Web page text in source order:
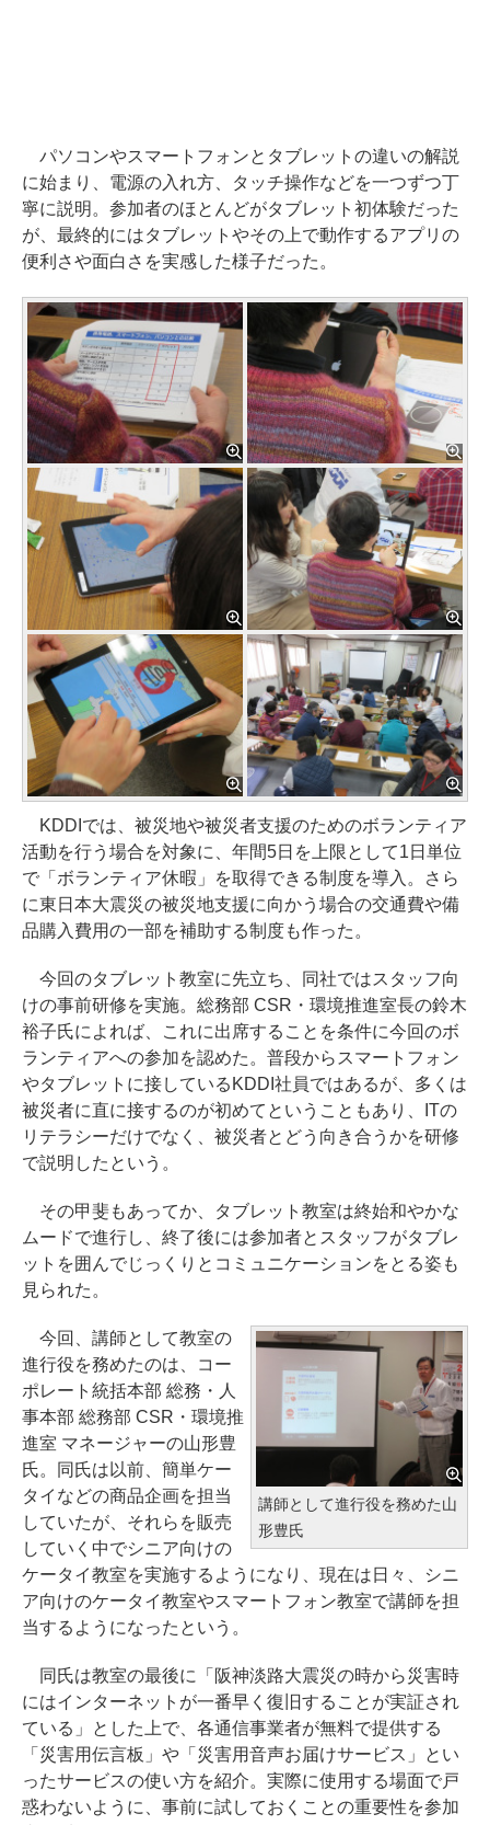
パソコンやスマートフォンとタブレットの違いの解説
に始まり、電源の入れ方、タッチ操作などを一つずつ丁
寧に説明。参加者のほとんどがタブレット初体験だった
が、最終的にはタブレットやその上で動作するアプリの
便利さや面白さを実感した様子だった。
KDDIでは、被災地や被災者支援のためのボランティア
活動を行う場合を対象に、年間5日を上限として1日単位
で「ボランティア休暇」を取得できる制度を導入。さら
に東日本大震災の被災地支援に向かう場合の交通費や備
品購入費用の一部を補助する制度も作った。
今回のタブレット教室に先立ち、同社ではスタッフ向
けの事前研修を実施。総務部 CSR・環境推進室長の鈴木
裕子氏によれば、これに出席することを条件に今回のボ
ランティアへの参加を認めた。普段からスマートフォン
やタブレットに接しているKDDI社員ではあるが、多くは
被災者に直に接するのが初めてということもあり、ITの
リテラシーだけでなく、被災者とどう向き合うかを研修
で説明したという。
その甲斐もあってか、タブレット教室は終始和やかな
ムードで進行し、終了後には参加者とスタッフがタブレ
ットを囲んでじっくりとコミュニケーションをとる姿も
見られた。
講師として進行役を務めた山
形豊氏
今回、講師として教室の
進行役を務めたのは、コー
ポレート統括本部 総務・人
事本部 総務部 CSR・環境推
進室 マネージャーの山形豊
氏。同氏は以前、簡単ケー
タイなどの商品企画を担当
していたが、それらを販売
していく中でシニア向けの
ケータイ教室を実施するようになり、現在は日々、シニ
ア向けのケータイ教室やスマートフォン教室で講師を担
当するようになったという。
同氏は教室の最後に「阪神淡路大震災の時から災害時
にはインターネットが一番早く復旧することが実証され
ている」とした上で、各通信事業者が無料で提供する
「災害用伝言板」や「災害用音声お届けサービス」とい
ったサービスの使い方を紹介。実際に使用する場面で戸
惑わないように、事前に試しておくことの重要性を参加